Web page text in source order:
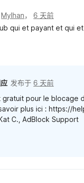
Mylhan， 6 天前
qui et payant et qui
发布于 6 天前
gratuit pour le blocage
plus ici : https://
C., AdBlock Support